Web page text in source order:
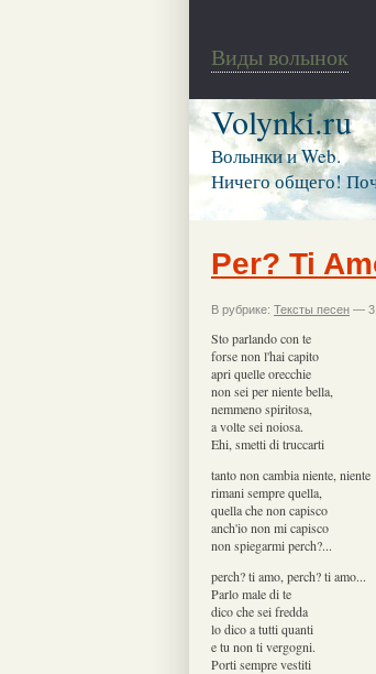
Виды волынок
Volynki.ru
Волынки и Web.
Ничего общего!
Per? Ti
В рубрике: Тексты песен —
Sto parlando con te
forse non l'hai capito
apri quelle orecchie
non sei per niente bella,
nemmeno spiritosa,
a volte sei noiosa.
Ehi, smetti di truccarti
tanto non cambia niente, niente
rimani sempre quella,
quella che non capisco
anch'io non mi capisco
non spiegarmi perch?...
perch? ti amo, perch? ti amo...
Parlo male di te
dico che sei fredda
lo dico a tutti quanti
e tu non ti vergogni.
Porti sempre vestiti